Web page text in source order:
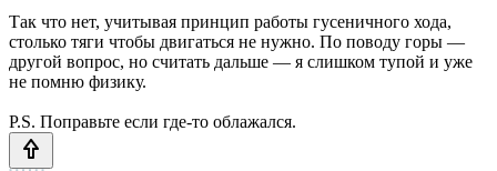
Так что нет, учитывая принцип работы гусеничного хода,
столько тяги чтобы двигаться не нужно. По поводу горы —
другой вопрос, но считать дальше — я слишком тупой и уже
не помню физику.
P.S. Поправьте если где-то облажался.